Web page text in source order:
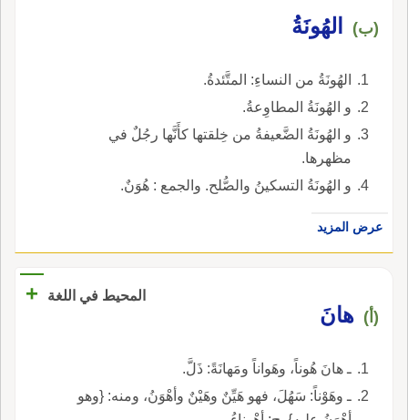
(ب) الهُونَةُ
الهُونَةُ من النساءِ: المتَّئدةُ.
و الهُونَةُ المطاوِعةُ.
و الهُونَةُ الضَّعيفةُ من خِلقتها كأَنَّها رجُلٌ في
مظهرها.
و الهُونَةُ التسكينُ والصُّلح. والجمع : هُوَنٌ.
عرض المزيد
المحيط في اللغة +
(أ) هانَ
ـ هانَ هُوناً، وهَواناً ومَهانَةً: ذَلَّ.
ـ وهَوْناً: سَهُلَ، فهو هَيِّنٌ وهَيْنٌ وأهْوَنُ، ومنه: {وهو